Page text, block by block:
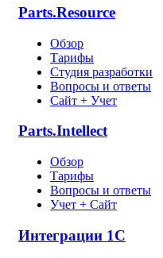
Parts.Resource
Обзор
Тарифы
Студия разработки
Вопросы и ответы
Сайт + Учет
Parts.Intellect
Обзор
Тарифы
Вопросы и ответы
Учет + Сайт
Интеграции 1С